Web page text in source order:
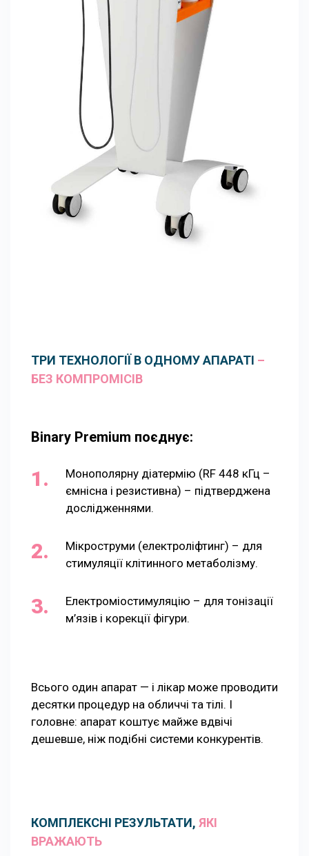
ТРИ ТЕХНОЛОГІЇ В ОДНОМУ АПАРАТІ –
БЕЗ КОМПРОМІСІВ
Binary Premium поєднує:
Монополярну діатермію (RF 448 кГц –
ємнісна і резистивна) – підтверджена
дослідженнями.
Мікроструми (електроліфтинг) – для
стимуляції клітинного метаболізму.
Електроміостимуляцію – для тонізації
м’язів і корекції фігури.
Всього один апарат — і лікар може проводити
десятки процедур на обличчі та тілі. І
головне: апарат коштує майже вдвічі
дешевше, ніж подібні системи конкурентів.
КОМПЛЕКСНІ РЕЗУЛЬТАТИ, ЯКІ
ВРАЖАЮТЬ